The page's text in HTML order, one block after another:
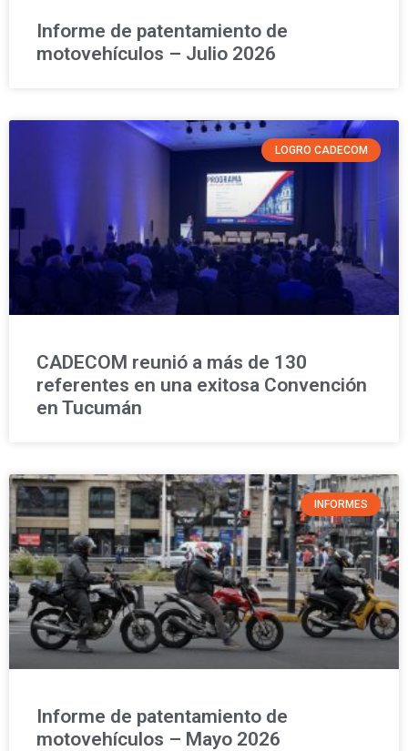
Informe de patentamiento de
motovehículos – Julio 2026
LOGRO CADECOM
CADECOM reunió a más de 130
referentes en una exitosa Convención
en Tucumán
INFORMES
Informe de patentamiento de
motovehículos – Mayo 2026